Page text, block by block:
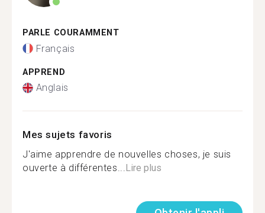
PARLE COURAMMENT
Français
APPREND
Anglais
Mes sujets favoris
J'aime apprendre de nouvelles choses, je suis
ouverte à différentes...Lire plus